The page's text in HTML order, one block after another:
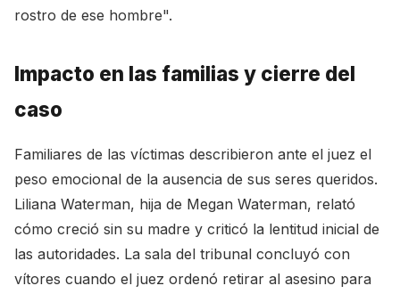
rostro de ese hombre".
Impacto en las familias y cierre del
caso
Familiares de las víctimas describieron ante el juez el
peso emocional de la ausencia de sus seres queridos.
Liliana Waterman, hija de Megan Waterman, relató
cómo creció sin su madre y criticó la lentitud inicial de
las autoridades. La sala del tribunal concluyó con
vítores cuando el juez ordenó retirar al asesino para